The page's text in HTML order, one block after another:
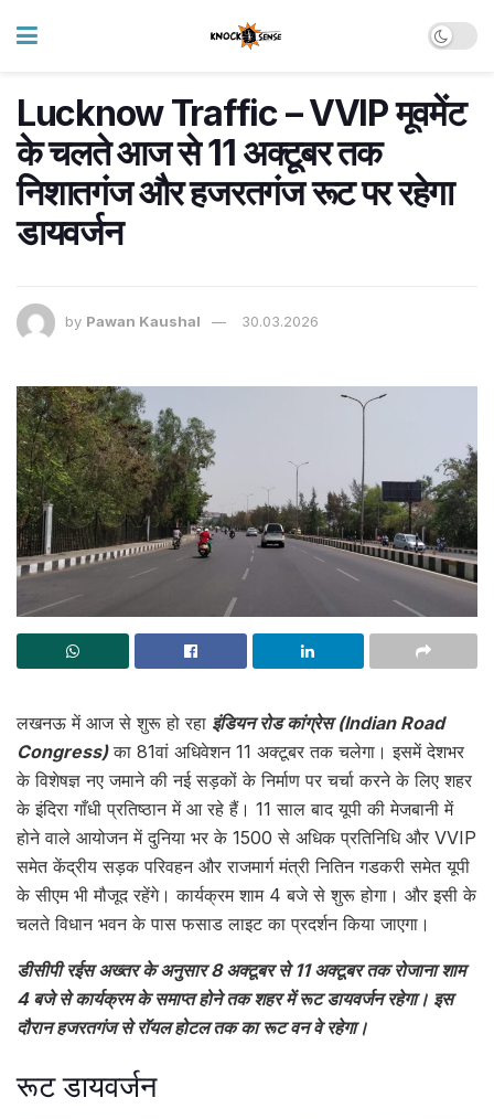
Lucknow Traffic – VVIP मूवमेंट
के चलते आज से 11 अक्टूबर तक
निशातगंज और हजरतगंज रूट पर रहेगा
डायवर्जन
by Pawan Kaushal 30.03.2026
लखनऊ में आज से शुरू हो रहा इंडियन रोड कांग्रेस (Indian Road
Congress)का 81वां अधिवेशन 11 अक्टूबर तक चलेगा। इसमें देशभर
के विशेषज्ञ नए जमाने की नई सड़कों के निर्माण पर चर्चा करने के लिए शहर
के इंदिरा गाँधी प्रतिष्ठान में आ रहे हैं। 11 साल बाद यूपी की मेजबानी में
होने वाले आयोजन में दुनिया भर के 1500 से अधिक प्रतिनिधि और VVIP
समेत केंद्रीय सड़क परिवहन और राजमार्ग मंत्री नितिन गडकरी समेत यूपी
के सीएम भी मौजूद रहेंगे। कार्यक्रम शाम 4 बजे से शुरू होगा। और इसी के
चलते विधान भवन के पास फसाड लाइट का प्रदर्शन किया जाएगा।
डीसीपी रईस अख्तर के अनुसार 8 अक्टूबर से 11 अक्टूबर तक रोजाना शाम
4 बजे से कार्यक्रम के समाप्त होने तक शहर में रूट डायवर्जन रहेगा। इस
दौरान हजरतगंज से रॉयल होटल तक का रूट वन वे रहेगा।
रूट डायवर्जन